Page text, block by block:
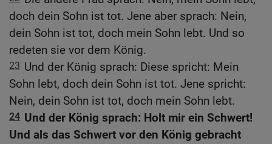
doch dein Sohn ist tot. Jene aber sprach: Nein,
dein Sohn ist tot, doch mein Sohn lebt. Und so
redeten sie vor dem König.
23 Und der König sprach: Diese spricht: Mein
Sohn lebt, doch dein Sohn ist tot. Jene spricht:
Nein, dein Sohn ist tot, doch mein Sohn lebt.
24 Und der König sprach: Holt mir ein Schwert!
Und als das Schwert vor den König gebracht